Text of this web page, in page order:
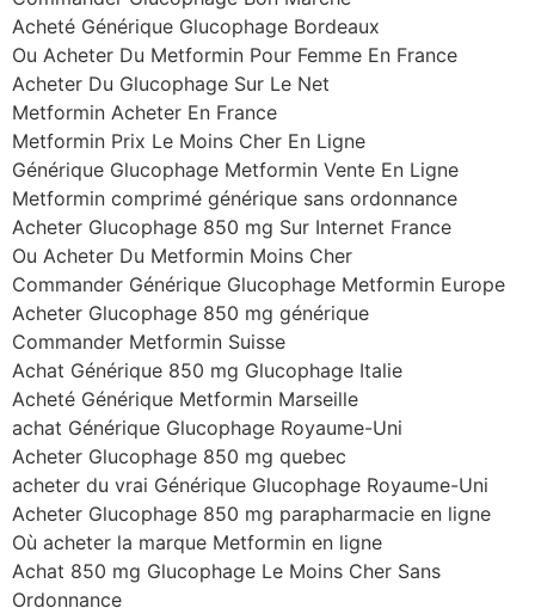
Acheté Générique Glucophage Bordeaux
Ou Acheter Du Metformin Pour Femme En France
Acheter Du Glucophage Sur Le Net
Metformin Acheter En France
Metformin Prix Le Moins Cher En Ligne
Générique Glucophage Metformin Vente En Ligne
Metformin comprimé générique sans ordonnance
Acheter Glucophage 850 mg Sur Internet France
Ou Acheter Du Metformin Moins Cher
Commander Générique Glucophage Metformin Europe
Acheter Glucophage 850 mg générique
Commander Metformin Suisse
Achat Générique 850 mg Glucophage Italie
Acheté Générique Metformin Marseille
achat Générique Glucophage Royaume-Uni
Acheter Glucophage 850 mg quebec
acheter du vrai Générique Glucophage Royaume-Uni
Acheter Glucophage 850 mg parapharmacie en ligne
Où acheter la marque Metformin en ligne
Achat 850 mg Glucophage Le Moins Cher Sans
Ordonnance